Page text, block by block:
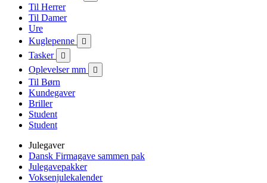
Til Herrer
Til Damer
Ure
Kuglepenne

Tasker 
Oplevelser mm 
Til Børn
Kundegaver
Briller
Student
Student
Julegaver
Dansk Firmagave sammen pak
Julegavepakker
Voksenjulekalender